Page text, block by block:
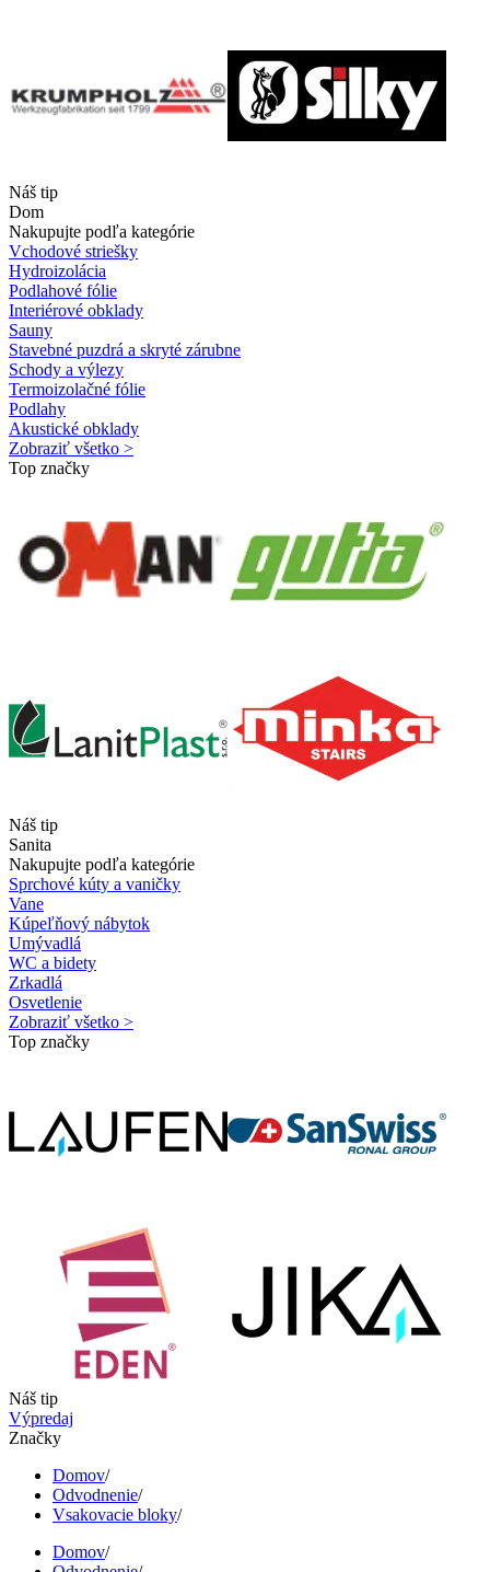
Náš tip
Dom
Nakupujte podľa kategórie
Vchodové striešky
Hydroizolácia
Podlahové fólie
Interiérové obklady
Sauny
Stavebné puzdrá a skryté zárubne
Schody a výlezy
Termoizolačné fólie
Podlahy
Akustické obklady
Zobraziť všetko >
Top značky
Náš tip
Sanita
Nakupujte podľa kategórie
Sprchové kúty a vaničky
Vane
Kúpeľňový nábytok
Umývadlá
WC a bidety
Zrkadlá
Osvetlenie
Zobraziť všetko >
Top značky
Náš tip
Výpredaj
Značky
Domov/
Odvodnenie/
Vsakovacie bloky/
Domov/